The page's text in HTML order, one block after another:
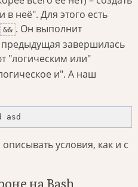
в неё". Для этого есть
&& . Он выполнит
завершилась
"логическим или"
и". А наш
asd
условия, как и с
на Bash